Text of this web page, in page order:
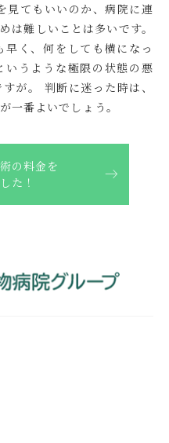
見てもいいのか、病院に連
は難しいことは多いです。
く、何をしても横になっ
うような極限の状態の悪
が。 判断に迷った時は、
一番よいでしょう。
の料金を
た！